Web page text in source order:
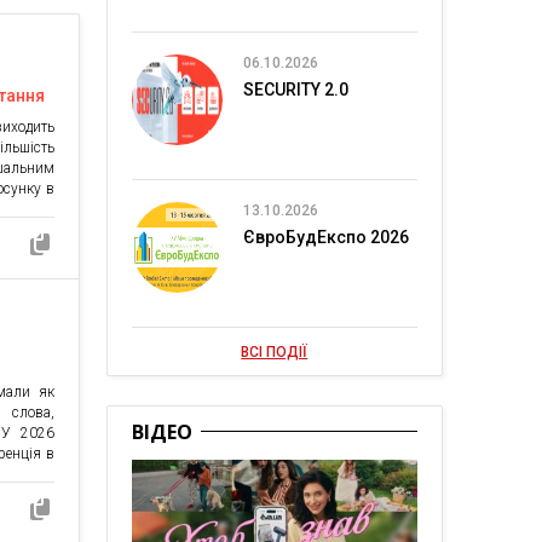
в
а
як
слова,
У 2026
в
ASO в
06.10.2026
SECURITY 2.0
13.10.2026
ЄвроБудЕкспо 2026
ВСІ ПОДІЇ
ВІДЕО